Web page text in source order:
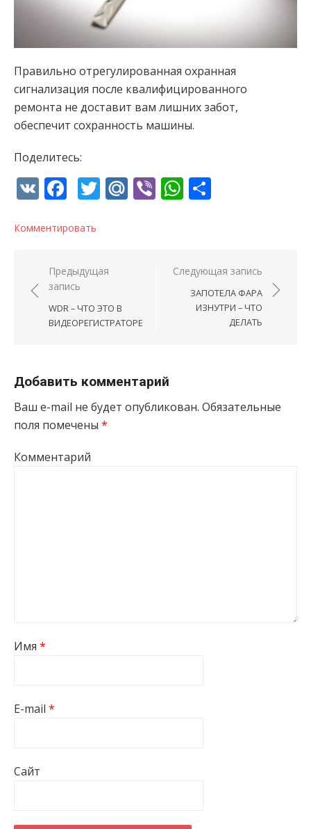
Правильно отрегулированная охранная
сигнализация после квалифицированного
ремонта не доставит вам лишних забот,
обеспечит сохранность машины.
Поделитесь:
VK Facebook
Twitter
Mail.Ru
ViberWhatsApp
Комментировать
Навигация по записям
Предыдущая
запись
WDR – ЧТО ЭТО В
ВИДЕОРЕГИСТРАТОРЕ
Следующая запись
ЗАПОТЕЛА ФАРА
ИЗНУТРИ – ЧТО
ДЕЛАТЬ
Добавить комментарий
Ваш e-mail не будет опубликован. Обязательные
поля помечены *
Комментарий
Имя *
E-mail *
Сайт